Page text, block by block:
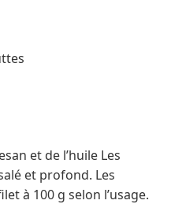
et de l’huile Les
et profond. Les
à 100 g selon l’usage.